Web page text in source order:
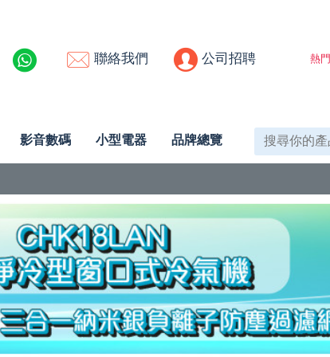
聯絡我們 公司招聘 熱
影音數碼 小型電器 品牌總覽